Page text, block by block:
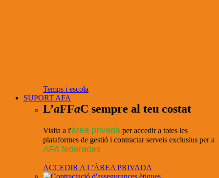
Temps i escola
SUPORT AFA
L’aFFaC sempre al teu costat
Visita a l'àrea privada per accedir a totes les
plataformes de gestió i contractar serveis exclusius per a
AFA federades
ACCEDIR A L’ÀREA PRIVADA